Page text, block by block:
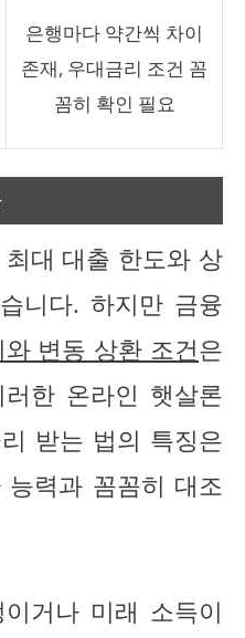
은행마다 약간씩 차이
존재, 우대금리 조건 꼼
꼼히 확인 필요
대 대출 한도와 상
니다. 하지만 금융
변동 상환 조건은
한 온라인 햇살론
받는 법의 특징은
력과 꼼꼼히 대조
거나 미래 소득이